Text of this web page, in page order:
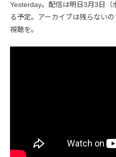
Yesterday。配信は明日3月3日（
る予定。アーカイブは残らない
視聴を。